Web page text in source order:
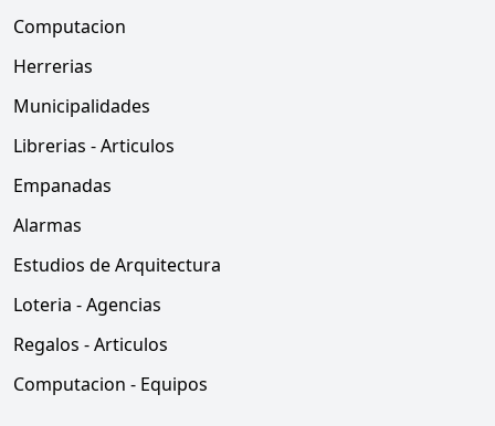
Computacion
Herrerias
Municipalidades
Librerias - Articulos
Empanadas
Alarmas
Estudios de Arquitectura
Loteria - Agencias
Regalos - Articulos
Computacion - Equipos